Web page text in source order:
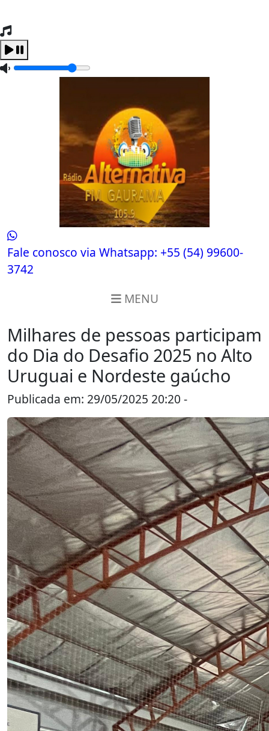
Fale conosco via Whatsapp: +55 (54) 99600-
3742
MENU
Milhares de pessoas participam
do Dia do Desafio 2025 no Alto
Uruguai e Nordeste gaúcho
Publicada em: 29/05/2025 20:20 -